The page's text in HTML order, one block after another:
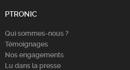
PTRONIC
Qui sommes-nous ?
Témoignages
Nos engagements
Lu dans la presse